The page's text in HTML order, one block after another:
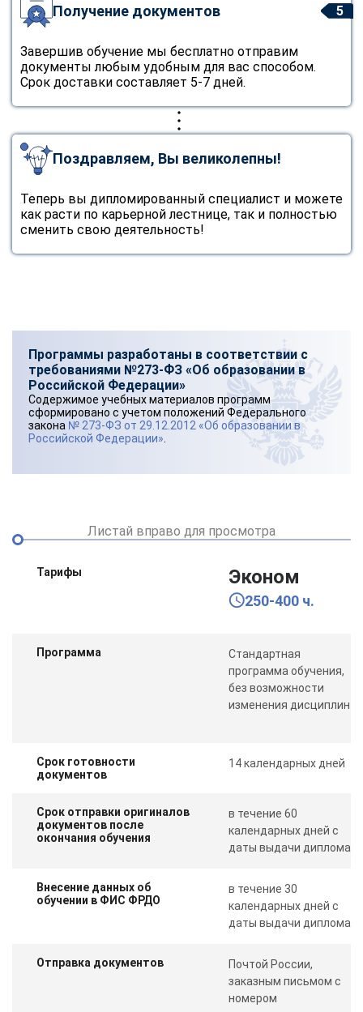
5
Получение документов
Завершив обучение мы бесплатно отправим
документы любым удобным для вас способом.
Срок доставки составляет 5-7 дней.
Поздравляем, Вы великолепны!
Теперь вы дипломированный специалист и можете
как расти по карьерной лестнице, так и полностью
сменить свою деятельность!
Программы разработаны в соответствии с
требованиями №273-ФЗ «Об образовании в
Российской Федерации»
Содержимое учебных материалов программ
сформировано с учетом положений Федерального
закона № 273-ФЗ от 29.12.2012 «Об образовании в
Российской Федерации»
Листай вправо для просмотра
Тарифы Эконом
250-400 ч.
Программа
Стандартная
программа обучения,
без возможности
изменения дисциплин
Срок готовности
документов
14 календарных дней
Срок отправки оригиналов
документов после
окончания обучения
в течение 60
календарных дней с
даты выдачи диплома
Внесение данных об
обучении в ФИС ФРДО
в течение 30
календарных дней с
даты выдачи диплома
Отправка документов
Почтой России,
заказным письмом с
номером